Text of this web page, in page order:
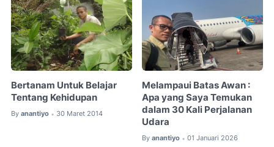
Bertanam Untuk Belajar
Tentang Kehidupan
By anantiyo • 30 Maret 2014
Melampaui Batas Awan :
Apa yang Saya Temukan
dalam 30 Kali Perjalanan
Udara
By anantiyo • 01 Januari 2026